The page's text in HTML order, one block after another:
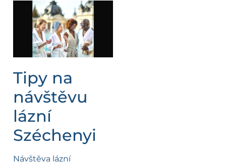
Tipy na
návštěvu
lázní
Széchenyi
Návštěva lázní